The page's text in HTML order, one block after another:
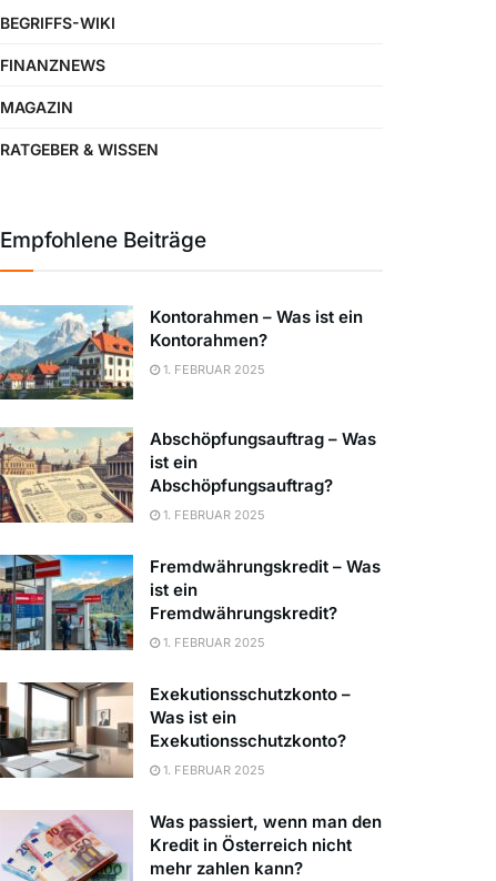
BEGRIFFS-WIKI
FINANZNEWS
MAGAZIN
RATGEBER & WISSEN
Empfohlene Beiträge
Kontorahmen – Was ist ein
Kontorahmen?
1. FEBRUAR 2025
Abschöpfungsauftrag – Was
ist ein
Abschöpfungsauftrag?
1. FEBRUAR 2025
Fremdwährungskredit – Was
ist ein
Fremdwährungskredit?
1. FEBRUAR 2025
Exekutionsschutzkonto –
Was ist ein
Exekutionsschutzkonto?
1. FEBRUAR 2025
Was passiert, wenn man den
Kredit in Österreich nicht
mehr zahlen kann?